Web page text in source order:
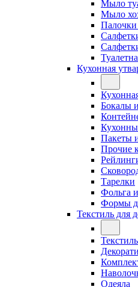
Мыло
Мыло
Кухонная
Бокалы
Пакеты
Прочие
Тарелки
Фольга
Формы
Текстиль для
Одеяла